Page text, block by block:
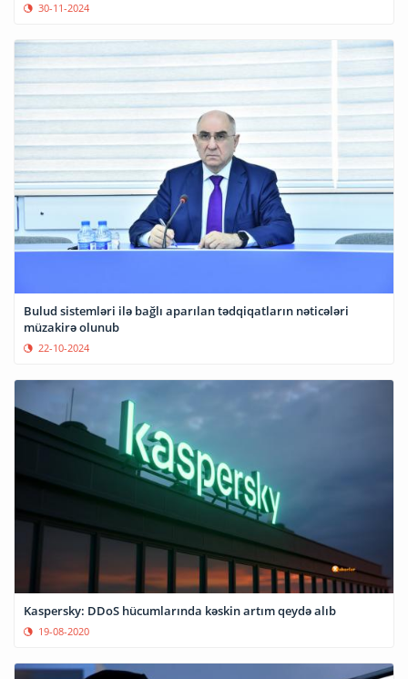
30-11-2024
Bulud sistemləri ilə bağlı aparılan tədqiqatların nəticələri
müzakirə olunub
22-10-2024
Kaspersky: DDoS hücumlarında kəskin artım qeydə alıb
19-08-2020